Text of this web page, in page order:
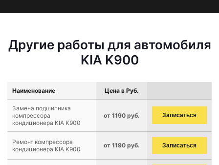
Другие работы для автомобиля
KIA K900
Наименование Цена в Руб.
Замена подшипника
компрессора
кондиционера KIA K900
от 1190 руб. Записаться
Ремонт компрессора
кондиционера KIA K900
от 1190 руб. Записаться